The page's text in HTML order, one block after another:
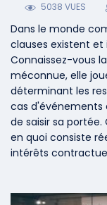
5038 VUES
Dans le monde
clauses existent
Connaissez-vous
méconnue, elle
déterminant les
cas d'événements
de saisir sa
en quoi consiste
intérêts